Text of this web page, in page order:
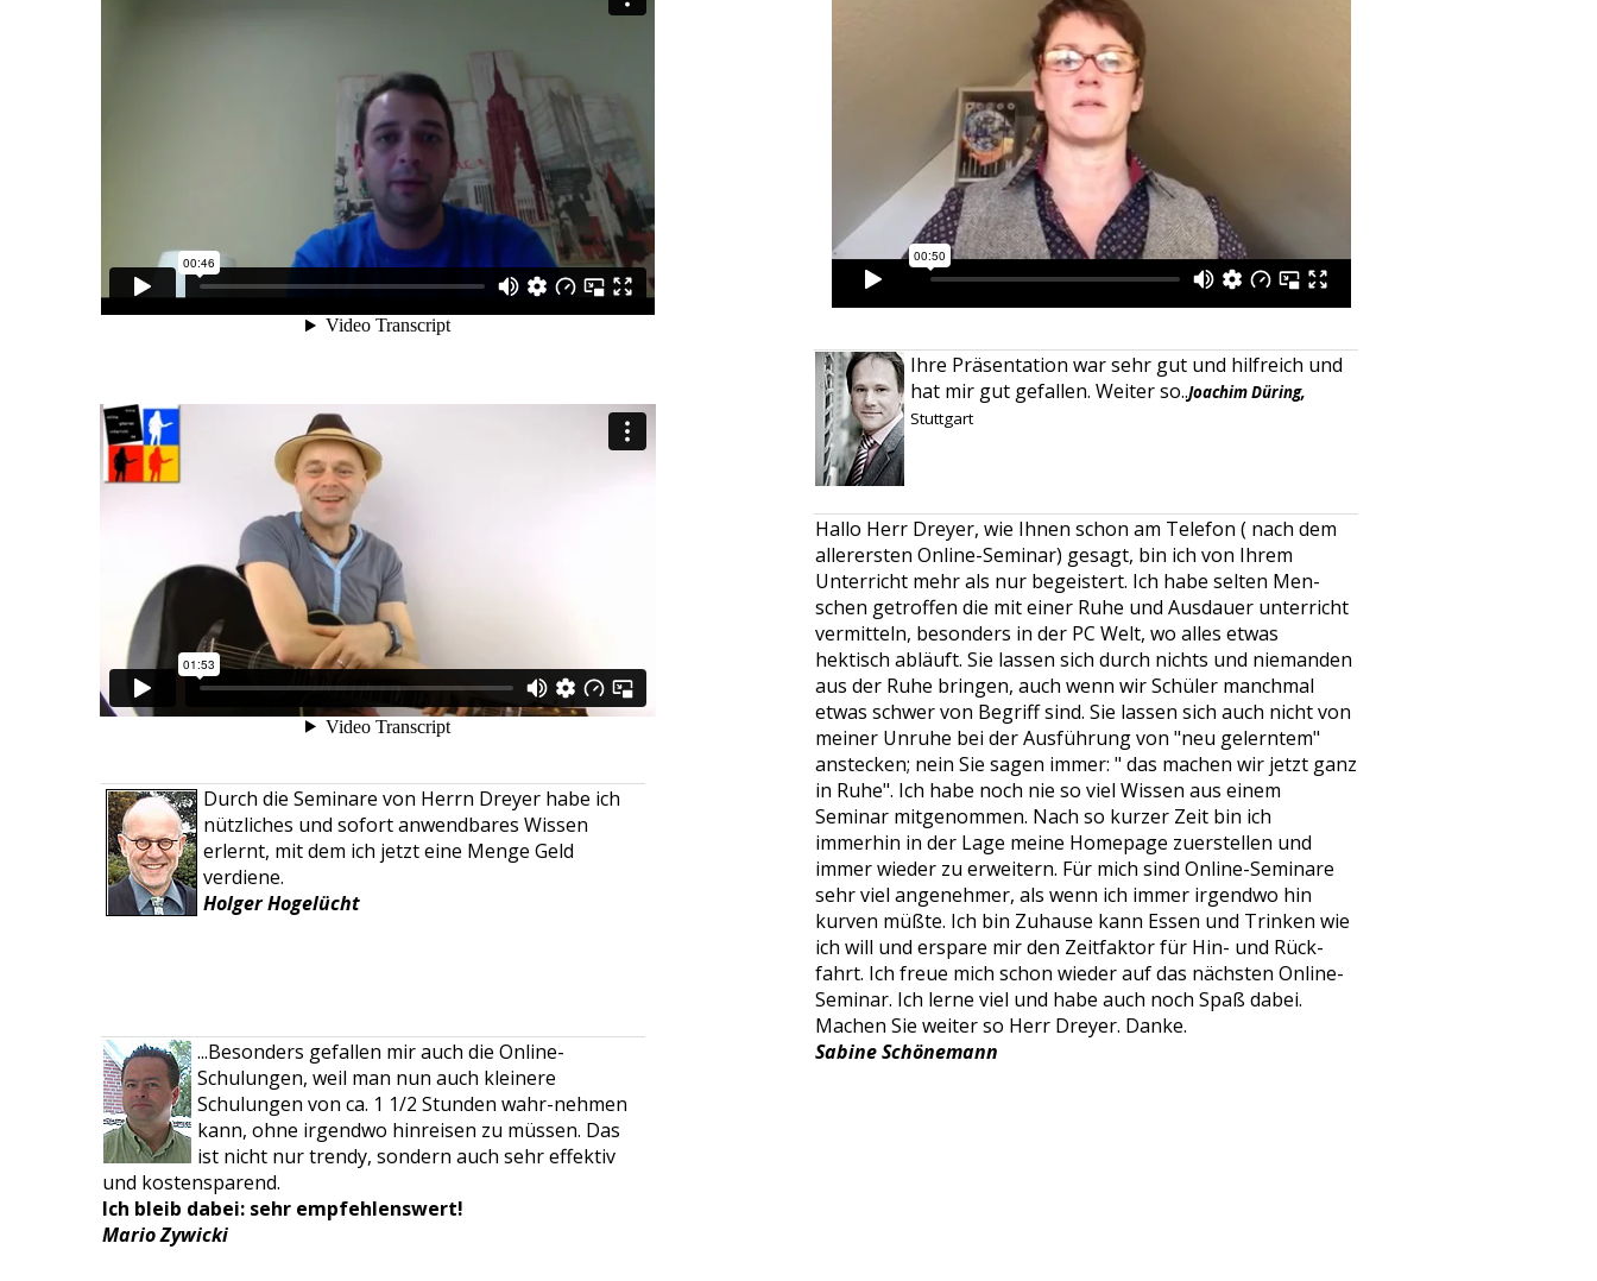
Durch die Seminare von Herrn Dreyer habe ich
nützliches und sofort anwendbares Wissen
erlernt, mit dem ich jetzt eine Menge Geld
verdiene.
Holger Hogelücht
​...Besonders gefallen mir auch die Online-
Schulungen, weil man nun auch kleinere
Schulungen von ca. 1 1/2 Stunden wahr-nehmen
kann, ohne irgendwo hinreisen zu müssen. Das
ist nicht nur trendy, sondern auch sehr effektiv
und kostensparend.
Ich bleib dabei: sehr empfehlenswert!
Mario Zywicki
​Ihre Präsentation war sehr gut und hilfreich und
hat mir gut gefallen. Weiter so..Joachim Düring,
Stuttgart
Hallo Herr Dreyer, wie Ihnen schon am Telefon ( nach dem
allerersten Online-Seminar) gesagt, bin ich von Ihrem
Unterricht mehr als nur begeistert. Ich habe selten Men-
schen getroffen die mit einer Ruhe und Ausdauer unterricht
vermitteln, besonders in der PC Welt, wo alles etwas
hektisch abläuft. Sie lassen sich durch nichts und niemanden
aus der Ruhe bringen, auch wenn wir Schüler manchmal
etwas schwer von Begriff sind. Sie lassen sich auch nicht von
meiner Unruhe bei der Ausführung von "neu gelerntem"
anstecken; nein Sie sagen immer: " das machen wir jetzt ganz
in Ruhe". Ich habe noch nie so viel Wissen aus einem
Seminar mitgenommen. Nach so kurzer Zeit bin ich
immerhin in der Lage meine Homepage zuerstellen und
immer wieder zu erweitern. Für mich sind Online-Seminare
sehr viel angenehmer, als wenn ich immer irgendwo hin
kurven müßte. Ich bin Zuhause kann Essen und Trinken wie
ich will und erspare mir den Zeitfaktor für Hin- und Rück-
fahrt. Ich freue mich schon wieder auf das nächsten Online-
Seminar. Ich lerne viel und habe auch noch Spaß dabei.
Machen Sie weiter so Herr Dreyer. Danke.
Sabine Schönemann